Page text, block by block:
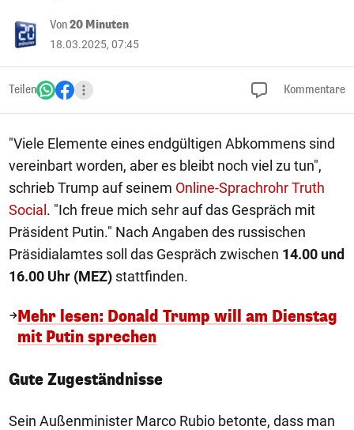
Von20 Minuten
18.03.2025, 07:45
Teilen Kommentare
"Viele Elemente eines endgültigen Abkommens sind
vereinbart worden, aber es bleibt noch viel zu tun",
schrieb Trump auf seinem Online-Sprachrohr Truth
Social . "Ich freue mich sehr auf das Gespräch mit
Präsident Putin." Nach Angaben des russischen
Präsidialamtes soll das Gespräch zwischen 14.00 und
16.00 Uhr (MEZ) stattfinden.
Mehr lesen: Donald Trump will am Dienstag
mit Putin sprechen
Gute Zugeständnisse
Sein Außenminister Marco Rubio betonte, dass man